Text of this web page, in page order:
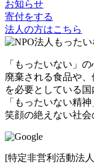
お知らせ
寄付をする
法人の方はこちら
「もったいない」
廃棄される食品や
を必要としている
「もったいない精
笑顔の絶えない社会
[特定非営利活動法